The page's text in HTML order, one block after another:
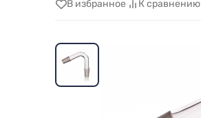
В избранное К сравнению